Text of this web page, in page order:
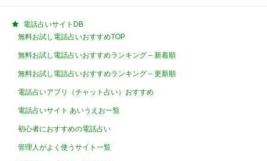
電話占いサイトDB
無料お試し電話占いおすすめTOP
無料お試し電話占いおすすめランキング – 新着順
無料お試し電話占いおすすめランキング – 更新順
電話占いアプリ（チャット占い）おすすめ
電話占いサイト あいうえお一覧
初心者におすすめの電話占い
管理人がよく使うサイト一覧